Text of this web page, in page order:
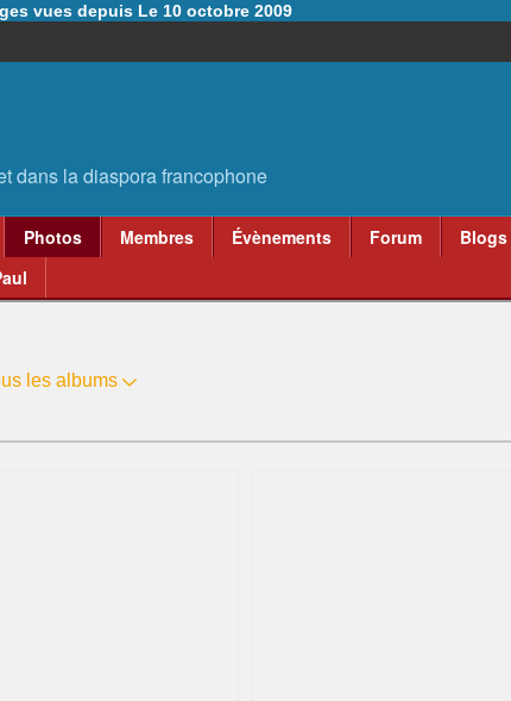
vues depuis Le 10 octobre 2009
Photos Membres Évènements Forum Blogs
les albums